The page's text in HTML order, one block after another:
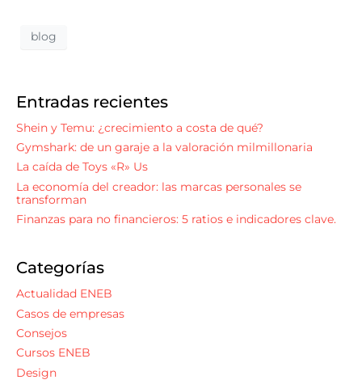
blog
Entradas recientes
Shein y Temu: ¿crecimiento a costa de qué?
Gymshark: de un garaje a la valoración milmillonaria
La caída de Toys «R» Us
La economía del creador: las marcas personales se
transforman
Finanzas para no financieros: 5 ratios e indicadores clave.
Categorías
Actualidad ENEB
Casos de empresas
Consejos
Cursos ENEB
Design